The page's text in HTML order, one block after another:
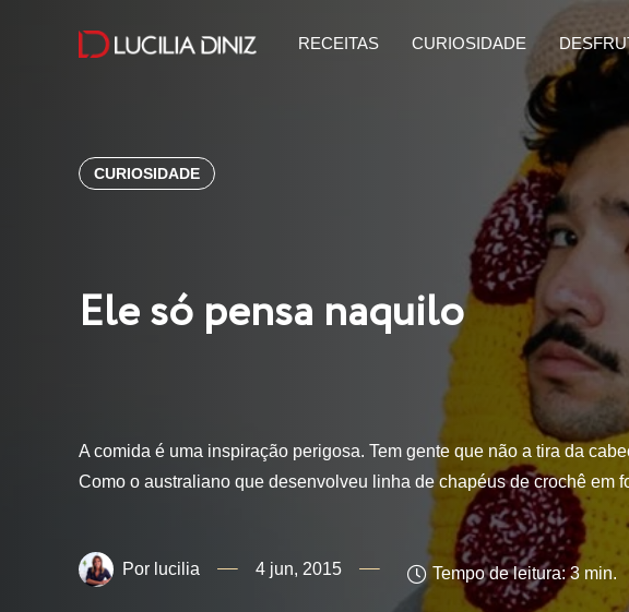
RECEITAS CURIOSIDADE
CURIOSIDADE
Ele só pensa naquilo
A comida é uma inspiração perigosa. Tem gente que não a tira da
Como o australiano que desenvolveu linha de chapéus de crochê em
lucilia 4 jun, 2015 Tempo de leitura: 3 min.